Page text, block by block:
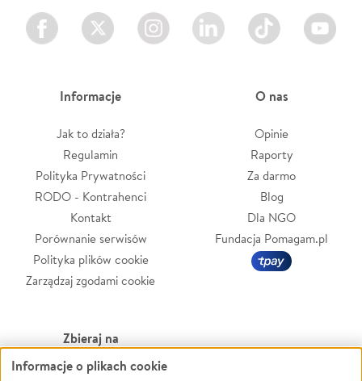
Facebook Twitter Instagram LinkedIn TikTok Youtube
Informacje
Jak to działa?
Regulamin
Polityka Prywatności
RODO - Kontrahenci
Kontakt
Porównanie serwisów
Polityka plików cookie
Zarządzaj zgodami cookie
O nas
Opinie
Raporty
Za darmo
Blog
Dla NGO
Fundacja Pomagam.pl
Zbieraj na
Leczenie
Informacje o plikach cookie